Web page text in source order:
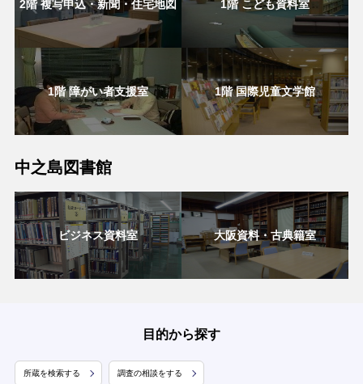
2階 複写申込・新聞・住宅地図 1階 こども資料室
1階 障がい者支援室 1階 国際児童文学館
中之島図書館
ビジネス資料室 大阪資料・古典籍室
目的から探す
所蔵を検索する 調査の相談をする